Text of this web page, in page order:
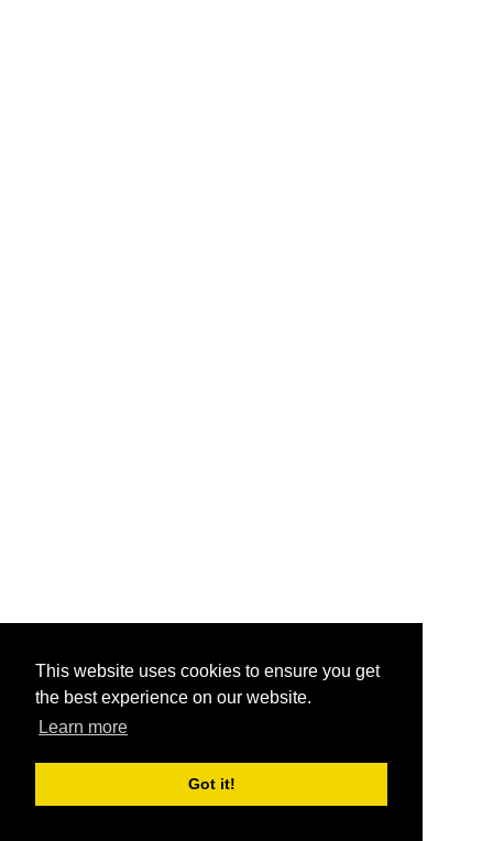
This website uses cookies to ensure you get
the best experience on our website.
Learn more
Got it!